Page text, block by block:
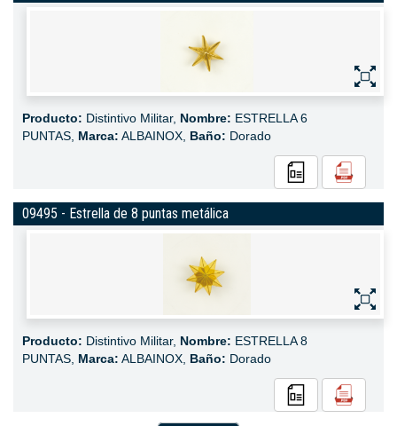
Producto: Distintivo Militar, Nombre: ESTRELLA 6
PUNTAS, Marca: ALBAINOX, Baño: Dorado
09495 - Estrella de 8 puntas metálica
Producto: Distintivo Militar, Nombre: ESTRELLA 8
PUNTAS, Marca: ALBAINOX, Baño: Dorado